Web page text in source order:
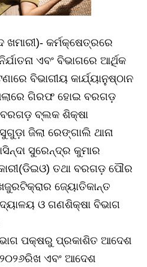
କର୍ମକ୍ଷେତ୍ରରେ
ଏବଂ ବିଭାଗରେ ଆର୍ଥିକ
ବିଭାଗୀୟ କାର୍ଯ୍ୟାନୁଷ୍ଠାନ
ଗିରଫ ହୋଇ ବରଗଡ଼
ବରଗଡ଼ ବ୍ଲକ ଶିକ୍ଷା
ଜିଲା ରେଙ୍ଗାଲି ଥାନା
ସୁରେନ୍ଦ୍ର କୁମାର
ତଥା ବରଗଡ଼ ପୌର
ଜ୍ୟୋତିକାନ୍ତ
ଓ ଗଣଶିକ୍ଷା ବିଭାଗ
ପକ୍ଷରୁ ପ୍ରକାଶିତ ଆଦେଶ
ଏବଂ ଆଦେଶ